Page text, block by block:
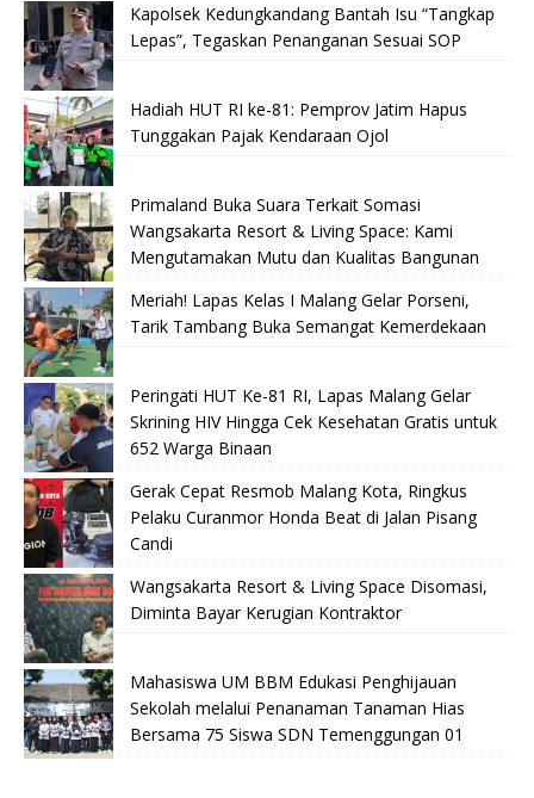
Kapolsek Kedungkandang Bantah Isu “Tangkap
Lepas”, Tegaskan Penanganan Sesuai SOP
Hadiah HUT RI ke-81: Pemprov Jatim Hapus
Tunggakan Pajak Kendaraan Ojol
Primaland Buka Suara Terkait Somasi
Wangsakarta Resort & Living Space: Kami
Mengutamakan Mutu dan Kualitas Bangunan
Meriah! Lapas Kelas I Malang Gelar Porseni,
Tarik Tambang Buka Semangat Kemerdekaan
Peringati HUT Ke-81 RI, Lapas Malang Gelar
Skrining HIV Hingga Cek Kesehatan Gratis untuk
652 Warga Binaan
Gerak Cepat Resmob Malang Kota, Ringkus
Pelaku Curanmor Honda Beat di Jalan Pisang
Candi
Wangsakarta Resort & Living Space Disomasi,
Diminta Bayar Kerugian Kontraktor
Mahasiswa UM BBM Edukasi Penghijauan
Sekolah melalui Penanaman Tanaman Hias
Bersama 75 Siswa SDN Temenggungan 01